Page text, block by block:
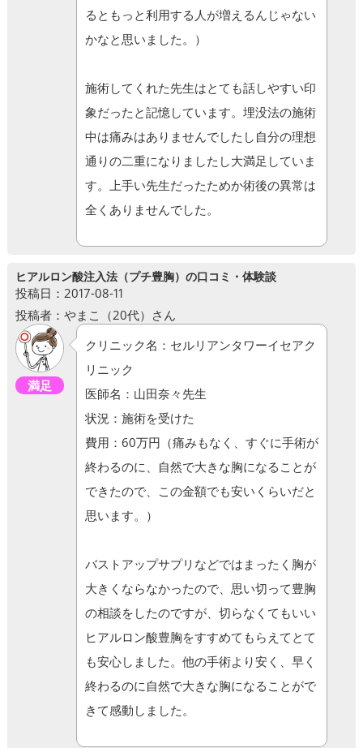
るともっと利用する人が増えるんじゃない
かなと思いました。）
施術してくれた先生はとても話しやすい印
象だったと記憶しています。埋没法の施術
中は痛みはありませんでしたし自分の理想
通りの二重になりましたし大満足していま
す。上手い先生だったためか術後の異常は
全くありませんでした。
ヒアルロン酸注入法（プチ豊胸）の口コミ・体験談
投稿日：2017-08-11
投稿者：やまこ（20代）さん
満足
クリニック名：セルリアンタワーイセアク
リニック
医師名：山田奈々先生
状況：施術を受けた
費用：60万円（痛みもなく、すぐに手術が
終わるのに、自然で大きな胸になることが
できたので、この金額でも安いくらいだと
思います。）
バストアップサプリなどではまったく胸が
大きくならなかったので、思い切って豊胸
の相談をしたのですが、切らなくてもいい
ヒアルロン酸豊胸をすすめてもらえてとて
も安心しました。他の手術より安く、早く
終わるのに自然で大きな胸になることがで
きて感動しました。